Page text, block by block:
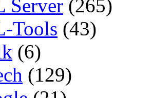
Server (265)
Tools (43)
(6)
(129)